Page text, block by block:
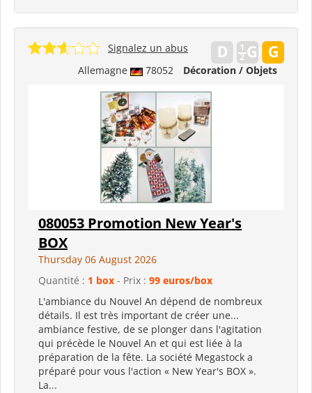
Allemagne 78052 Décoration / Objets
Signalez un abus
080053 Promotion New Year's
BOX
Thursday 06 August 2026
Quantité : 1 box - Prix : 99 euros/box
L'ambiance du Nouvel An dépend de nombreux
détails. Il est très important de créer une...
ambiance festive, de se plonger dans l'agitation
qui précède le Nouvel An et qui est liée à la
préparation de la fête. La société Megastock a
préparé pour vous l'action « New Year's BOX ».
La...